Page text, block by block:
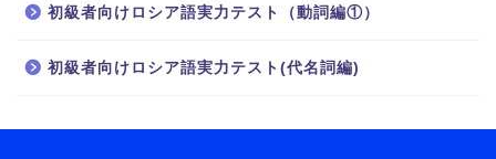
初級者向けロシア語実力テスト（動詞編①）
初級者向けロシア語実力テスト(代名詞編)
ロシア語
ロシア語の世界へようこ